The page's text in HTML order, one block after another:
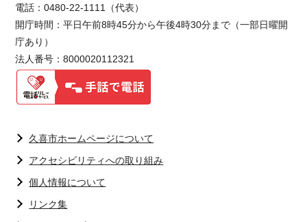
電話：0480-22-1111（代表）
開庁時間：平日午前8時45分から午後4時30分まで（一部日曜開
庁あり）
法人番号：8000020112321
久喜市ホームページについて
アクセシビリティへの取り組み
個人情報について
リンク集